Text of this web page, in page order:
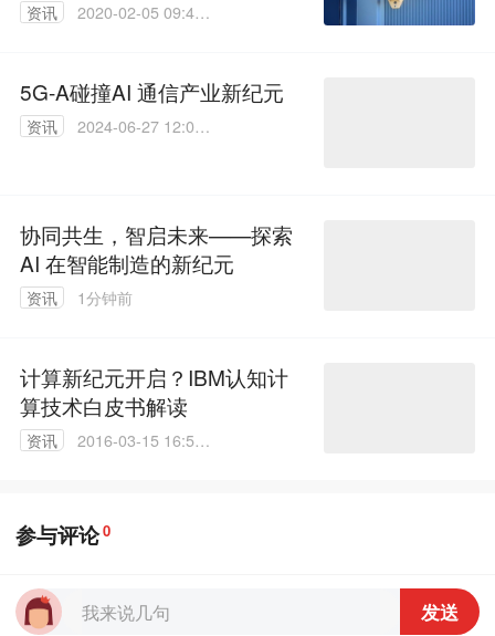
资讯
2020-02-05 09:40:
5G-A碰撞AI 通信产业新纪元
资讯
2024-06-27 12:00:
协同共生，智启未来——探索
AI 在智能制造的新纪元
资讯 1分钟前
计算新纪元开启？IBM认知计
算技术白皮书解读
资讯
2016-03-15 16:57:
参与评论0
发送